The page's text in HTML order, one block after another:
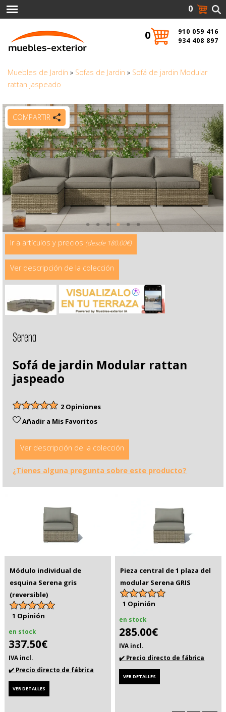
Muebles de Jardín » Sofas de Jardin » Sofá de jardin Modular
rattan jaspeado
COMPARTIR
Ir a artículos y precios (desde 180.00€)
Ver descripción de la colección
Serena
Sofá de jardin Modular rattan
jaspeado
2 Opiniones
Añadir a Mis Favoritos
Ver descripción de la colección
¿Tienes alguna pregunta sobre este producto?
Módulo individual de
esquina Serena gris
(reversible)
1 Opinión
en stock
337.50€
IVA incl.
✔️ Precio directo de fábrica
VER DETALLES
Pieza central de 1 plaza del
modular Serena GRIS
1 Opinión
en stock
285.00€
IVA incl.
✔️ Precio directo de fábrica
VER DETALLES
910 059 416
934 408 897
0
0